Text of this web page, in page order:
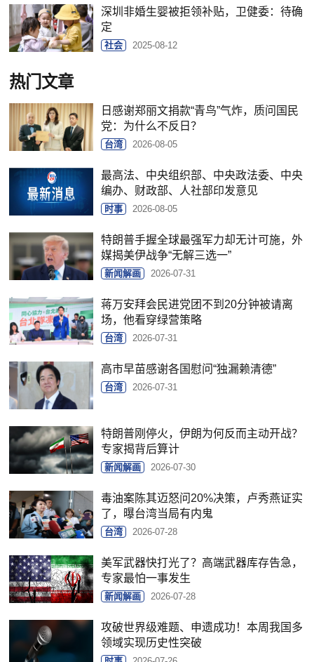
深圳非婚生婴被拒领补贴，卫健委：待确
定
社会 2025-08-12
热门文章
日感谢郑丽文捐款“青鸟”气炸，质问国民
党：为什么不反日？
台湾 2026-08-05
最高法、中央组织部、中央政法委、中央
编办、财政部、人社部印发意见
时事 2026-08-05
特朗普手握全球最强军力却无计可施，外
媒揭美伊战争“无解三选一”
新闻解画 2026-07-31
蒋万安拜会民进党团不到20分钟被请离
场，他看穿绿营策略
台湾 2026-07-31
高市早苗感谢各国慰问“独漏赖清德”
台湾 2026-07-31
特朗普刚停火，伊朗为何反而主动开战？
专家揭背后算计
新闻解画 2026-07-30
毒油案陈其迈怒问20%决策，卢秀燕证实
了，曝台湾当局有内鬼
台湾 2026-07-28
美军武器快打光了？高端武器库存告急，
专家最怕一事发生
新闻解画 2026-07-28
攻破世界级难题、申遗成功！本周我国多
领域实现历史性突破